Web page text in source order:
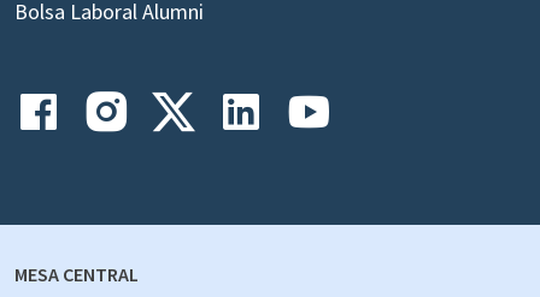
Bolsa Laboral Alumni
MESA CENTRAL